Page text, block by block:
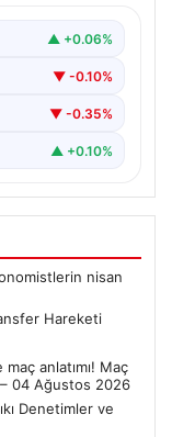
▲ +0.06%
▼ -0.10%
▼ -0.35%
▲ +0.10%
nisan
Hareketi
anlatımı! Maç
04 Ağustos 2026
Denetimler ve